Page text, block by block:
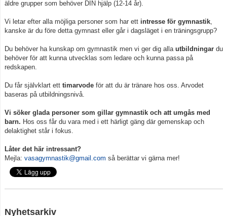
äldre grupper som behöver DIN hjälp (12-14 år).
Vi letar efter alla möjliga personer som har ett intresse för gymnastik,
kanske är du före detta gymnast eller går i dagsläget i en träningsgrupp?
Du behöver ha kunskap om gymnastik men vi ger dig alla utbildningar du
behöver för att kunna utvecklas som ledare och kunna passa på
redskapen.
Du får självklart ett timarvode för att du är tränare hos oss. Arvodet
baseras på utbildningsnivå.
Vi söker glada personer som gillar gymnastik och att umgås med
barn. Hos oss får du vara med i ett härligt gäng där gemenskap och
delaktighet står i fokus.
Låter det här intressant?
Mejla: vasagymnastik@gmail.com så berättar vi gärna mer!
Nyhetsarkiv